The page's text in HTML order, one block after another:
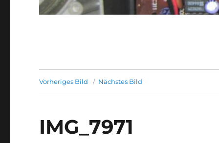
Vorheriges Bild Nächstes Bild
IMG_7971